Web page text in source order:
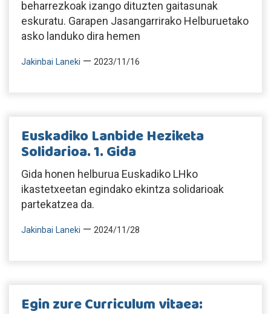
beharrezkoak izango dituzten gaitasunak
eskuratu. Garapen Jasangarrirako Helburuetako
asko landuko dira hemen
Jakinbai Laneki — 2023/11/16
Euskadiko Lanbide Heziketa
Solidarioa. 1. Gida
Gida honen helburua Euskadiko LHko
ikastetxeetan egindako ekintza solidarioak
partekatzea da.
Jakinbai Laneki — 2024/11/28
Egin zure Curriculum vitaea: